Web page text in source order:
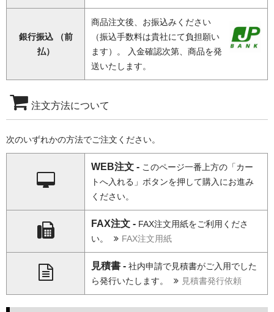
銀行振込 （前
払）
商品注文後、お振込みください
（振込手数料は貴社にて負担願い
ます）。 入金確認次第、商品を発
送いたします。
注文方法について
次のいずれかの方法でご注文ください。
WEB注文 - このページ一番上方の「カー
トへ入れる」ボタンを押して購入にお進み
ください。
FAX注文 - FAX注文用紙をご利用くださ
い。
FAX注文用紙
見積書 - 社内申請で見積書がご入用でした
ら発行いたします。
見積書発行依頼